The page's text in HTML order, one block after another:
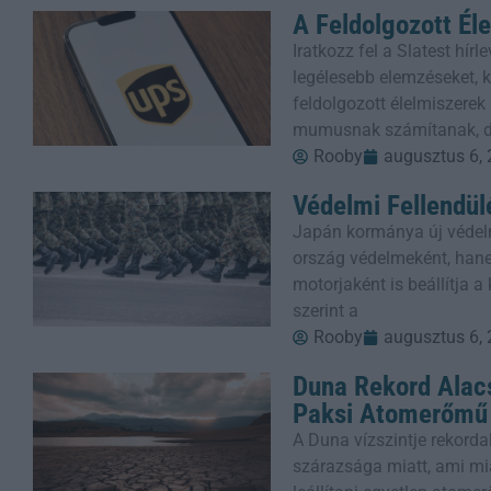
A Feldolgozott
Iratkozz fel a Slatest
legélesebb
feldolgozott
mumusnak számítanak,
Rooby
augusztus 6,
Védelmi
Japán kormánya új
ország védelmeként,
motorjaként is beállítja a
szerint a
Rooby
augusztus 6,
Duna Rekord
Paksi Atomerőmű
A Duna vízszintje
szárazsága miatt, ami